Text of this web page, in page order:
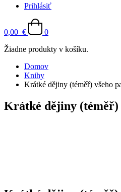
Prihlásiť
0,00 €
0
Žiadne produkty v košíku.
Domov
Knihy
Krátké dějiny (téměř) všeho
Krátké dějiny (téměř)